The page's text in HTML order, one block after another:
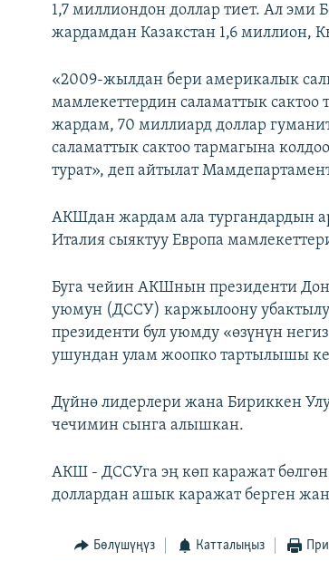
1,7 миллиондон доллар тиет. Ал эми
жардамдан Казакстан 1,6 миллион,
«2009-жылдан бери америкалык
мамлекеттердин саламаттык
жардам, 70 миллиард доллар
саламаттык сактоо тармагына
турат», деп айтылат
АКШдан жардам ала тургандардын
Италия сыяктуу Европа
Буга чейин АКШнын президенти
уюмун (ДССУ) каржылоону
президенти бул уюмду «өзүнүн
ушундан улам жоопко тартылышы
Дүйнө лидерлери жана Бириккен
чечимин сынга алышкан.
АКШ - ДССУга эң көп каражат
доллардан ашык каражат берген
Бөлүшүңүз Катталыңыз